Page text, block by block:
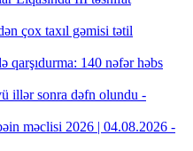
çox taxıl gəmisi tətil
qarşıdurma: 140 nəfər həbs
illər sonra dəfn olundu -
məclisi 2026 | 04.08.2026 -